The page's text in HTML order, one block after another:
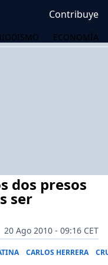
Contribuye
ECONOMÍA
dos presos
ser
20 Ago 2010 - 09:16 CET
CARLOS HERRERA